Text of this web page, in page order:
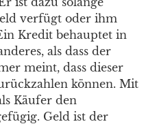
verfügt oder ihm
Kredit behauptet in
als dass der
meint, dass dieser
können. Mit
Käufer den
Geld ist der